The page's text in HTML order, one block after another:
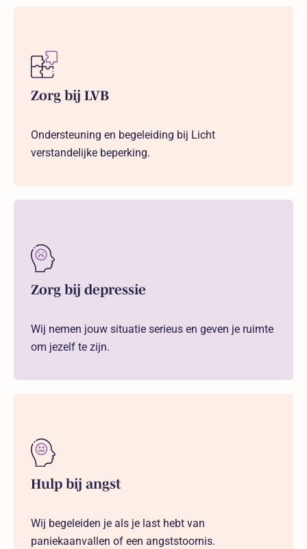
Zorg bij LVB
Ondersteuning en begeleiding bij Licht
verstandelijke beperking.
Zorg bij depressie
Wij nemen jouw situatie serieus en geven je ruimte
om jezelf te zijn.
Hulp bij angst
Wij begeleiden je als je last hebt van
paniekaanvallen of een angststoornis.